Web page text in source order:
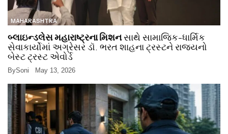
MAHARASHTRA
બ્લાઇન્ડલેસ મહારાષ્ટ્રના મિશનસાથે સામાજિક-ધાર્મિક
સેવાકાર્યોમાં અગ્રેસર ડૉ. ભરત શાહના ટ્રસ્ટને રાજ્યનો
બેસ્ટ ટ્રસ્ટ એવોર્ડ
BySoni May 13, 2026